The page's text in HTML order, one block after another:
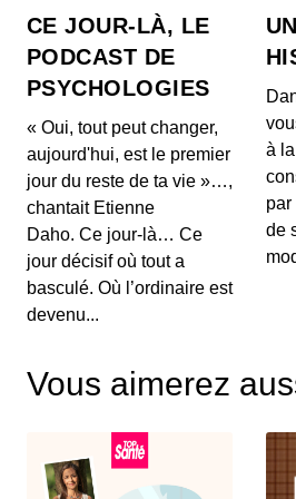
27 mai 2026 :
poids, l'impact
tendances
00:03:48 - IL Y A 2 MOIS
1. 🍽️ **Mythes de la
pourquoi manger
26 mai 2026 :
hydratation et
mains
00:03:56 - IL Y A 2 MOIS
1. ⚠️ **Alerte de
mer...
Tendances
00:04:07 - IL Y A 2 MOIS
18 mai 2026 :
CE JOUR-LÀ, LE
PODCAST DE
PSYCHOLOGIES
« Oui, tout peut changer,
aujourd'hui, est le premier
jour du reste de ta vie »…,
chantait Etienne
Daho. Ce jour-là… Ce
jour décisif où tout a
basculé. Où l’ordinaire est
devenu...
à
par
de
Vous aimerez